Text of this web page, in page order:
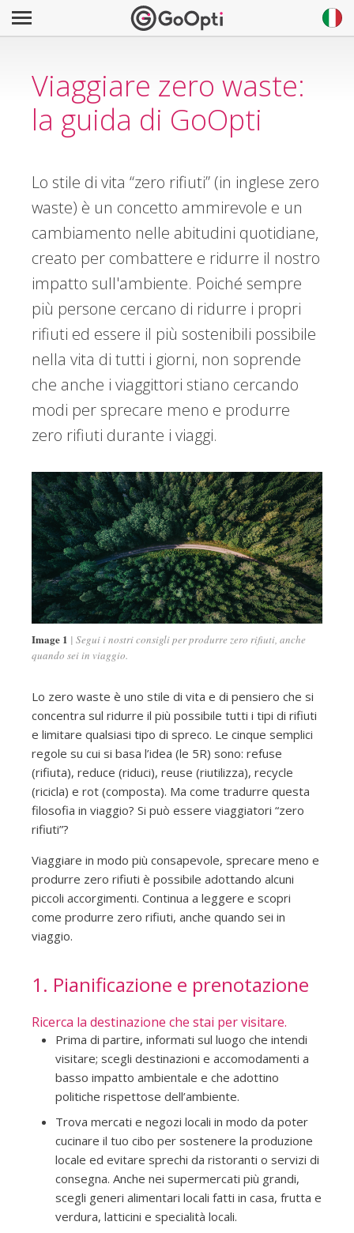
Viaggiare zero waste:
la guida di GoOpti
Lo stile di vita “zero rifiuti” (in inglese zero
waste) è un concetto ammirevole e un
cambiamento nelle abitudini quotidiane,
creato per combattere e ridurre il nostro
impatto sull'ambiente. Poiché sempre
più persone cercano di ridurre i propri
rifiuti ed essere il più sostenibili possibile
nella vita di tutti i giorni, non soprende
che anche i viaggittori stiano cercando
modi per sprecare meno e produrre
zero rifiuti durante i viaggi.
Image 1
Segui i nostri consigli per produrre zero rifiuti, anche
quando sei in viaggio.
Lo zero waste è uno stile di vita e di pensiero che si
concentra sul ridurre il più possibile tutti i tipi di rifiuti
e limitare qualsiasi tipo di spreco. Le cinque semplici
regole su cui si basa l’idea (le 5R) sono: refuse
(rifiuta), reduce (riduci), reuse (riutilizza), recycle
(ricicla) e rot (composta). Ma come tradurre questa
filosofia in viaggio? Si può essere viaggiatori “zero
rifiuti”?
Viaggiare in modo più consapevole, sprecare meno e
produrre zero rifiuti è possibile adottando alcuni
piccoli accorgimenti. Continua a leggere e scopri
come produrre zero rifiuti, anche quando sei in
viaggio.
1. Pianificazione e prenotazione
Ricerca la destinazione che stai per visitare.
Prima di partire, informati sul luogo che intendi
visitare; scegli destinazioni e accomodamenti a
basso impatto ambientale e che adottino
politiche rispettose dell’ambiente.
Trova mercati e negozi locali in modo da poter
cucinare il tuo cibo per sostenere la produzione
locale ed evitare sprechi da ristoranti o servizi di
consegna. Anche nei supermercati più grandi,
scegli generi alimentari locali fatti in casa, frutta e
verdura, latticini e specialità locali.